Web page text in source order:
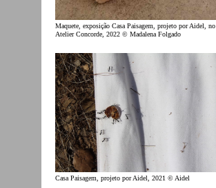
Maquete, exposição Casa Paisagem, projeto por Aidel, no
Atelier Concorde, 2022 © Madalena Folgado
Casa Paisagem, projeto por Aidel, 2021 © Aidel